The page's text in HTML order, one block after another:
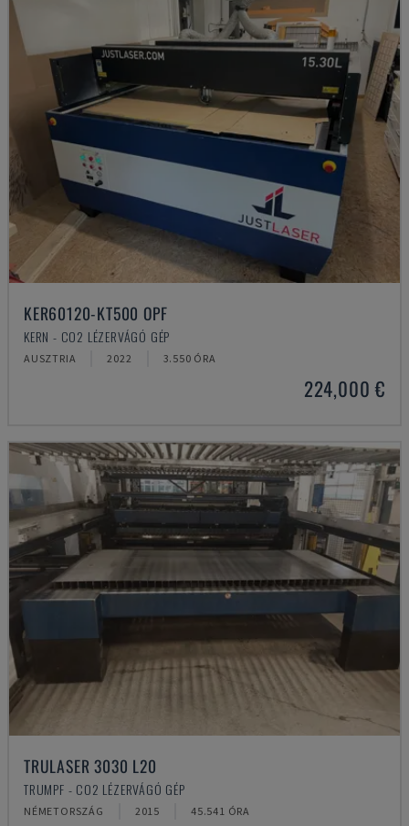
KER60120-KT500 OPF
KERN - CO2 LÉZERVÁGÓ GÉP
AUSZTRIA 2022 3.550 ÓRA
224,000 €
TRULASER 3030 L20
TRUMPF - CO2 LÉZERVÁGÓ GÉP
NÉMETORSZÁG 2015 45.541 ÓRA